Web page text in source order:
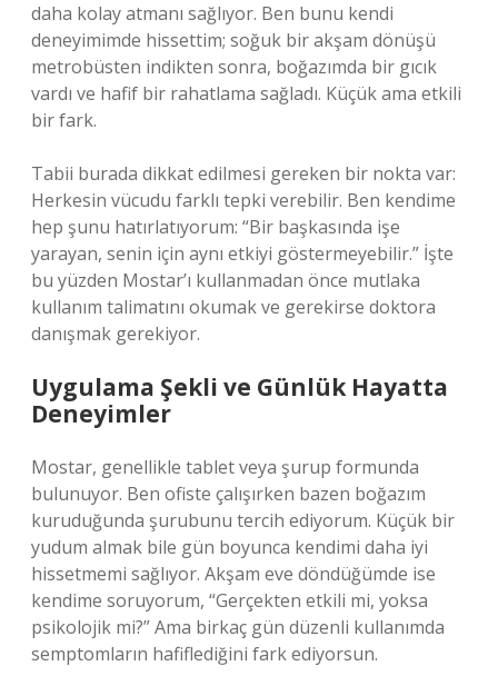
daha kolay atmanı sağlıyor. Ben bunu kendi
deneyimimde hissettim; soğuk bir akşam dönüşü
metrobüsten indikten sonra, boğazımda bir gıcık
vardı ve hafif bir rahatlama sağladı. Küçük ama etkili
bir fark.
Tabii burada dikkat edilmesi gereken bir nokta var:
Herkesin vücudu farklı tepki verebilir. Ben kendime
hep şunu hatırlatıyorum: “Bir başkasında işe
yarayan, senin için aynı etkiyi göstermeyebilir.” İşte
bu yüzden Mostar’ı kullanmadan önce mutlaka
kullanım talimatını okumak ve gerekirse doktora
danışmak gerekiyor.
Uygulama Şekli ve Günlük Hayatta
Deneyimler
Mostar, genellikle tablet veya şurup formunda
bulunuyor. Ben ofiste çalışırken bazen boğazım
kuruduğunda şurubunu tercih ediyorum. Küçük bir
yudum almak bile gün boyunca kendimi daha iyi
hissetmemi sağlıyor. Akşam eve döndüğümde ise
kendime soruyorum, “Gerçekten etkili mi, yoksa
psikolojik mi?” Ama birkaç gün düzenli kullanımda
semptomların hafiflediğini fark ediyorsun.